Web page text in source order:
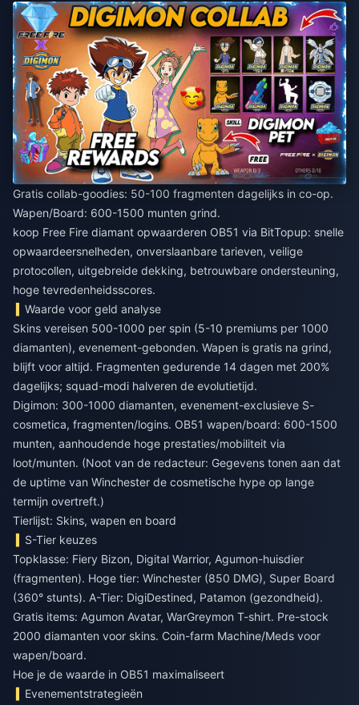
Gratis collab-goodies: 50-100 fragmenten dagelijks in co-op.
Wapen/Board: 600-1500 munten grind.
koop Free Fire diamant opwaarderen OB51 via BitTopup: snelle
opwaardeersnelheden, onverslaanbare tarieven, veilige
protocollen, uitgebreide dekking, betrouwbare ondersteuning,
hoge tevredenheidsscores.
Waarde voor geld analyse
Skins vereisen 500-1000 per spin (5-10 premiums per 1000
diamanten), evenement-gebonden. Wapen is gratis na grind,
blijft voor altijd. Fragmenten gedurende 14 dagen met 200%
dagelijks; squad-modi halveren de evolutietijd.
Digimon: 300-1000 diamanten, evenement-exclusieve S-
cosmetica, fragmenten/logins. OB51 wapen/board: 600-1500
munten, aanhoudende hoge prestaties/mobiliteit via
loot/munten. (Noot van de redacteur: Gegevens tonen aan dat
de uptime van Winchester de cosmetische hype op lange
termijn overtreft.)
Tierlijst: Skins, wapen en board
S-Tier keuzes
Topklasse: Fiery Bizon, Digital Warrior, Agumon-huisdier
(fragmenten). Hoge tier: Winchester (850 DMG), Super Board
(360° stunts). A-Tier: DigiDestined, Patamon (gezondheid).
Gratis items: Agumon Avatar, WarGreymon T-shirt. Pre-stock
2000 diamanten voor skins. Coin-farm Machine/Meds voor
wapen/board.
Hoe je de waarde in OB51 maximaliseert
Evenementstrategieën